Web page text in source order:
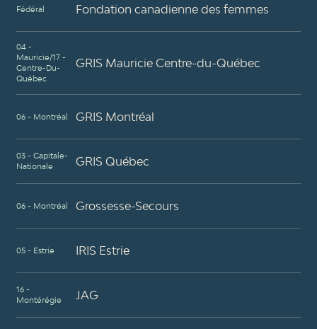
Fédéral Fondation canadienne des femmes
04 -
Mauricie/17 -
Centre-Du-
Québec
GRIS Mauricie Centre-du-Québec
06 - Montréal GRIS Montréal
03 - Capitale-
Nationale
GRIS Québec
06 - Montréal Grossesse-Secours
05 - Estrie IRIS Estrie
16 -
Montérégie
JAG